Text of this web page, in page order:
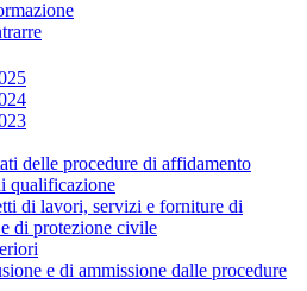
delle procedure di affidamento
qualificazione
di lavori, servizi e forniture di
di protezione civile
e di ammissione dalle procedure